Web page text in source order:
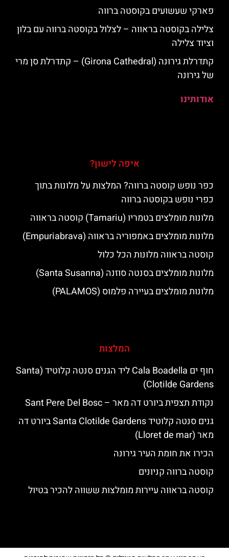
פארקי שעשועים בקוסטה ברווה
צלילה בקוסטה בראווה – לצלול בקוסטה ברווה עם בלון
וציוד צלילה
קתדרלת גירונה (Girona Cathedral) – קתדרלת סן מרי
של גירונה
אודותינו
איפה לישון?
כפר נופש קוסטה ברווה? המלצות על מלונות בתוך
כפרי נופש בקוסטה ברווה
מלונות מומלצים בטמריו (Tamariu) קוסטה בראווה
מלונות מומלצים באמפוריה בראווה (Empuriabrava)
קוסטה בראווה מלונות הכל כלול
מלונות מומלצים בסנטה סוזנה (Santa Susanna)
מלונות מומלצים בעיירה פלמוס (PALAMOS)
המלצות
חוף ים Cala Boadella ליד הגנים סנטה קלוטיד (Santa
Clotilde Gardens)
נקודת תצפית ביורט דה מאר – Sant Pere Del Bosc
גנים סנטה קלוטיד Santa Clotilde Gardens ביורט דה
מאר (Lloret de mar)
הכירו את חומת העיר גירונה
קוסטה ברווה קניונים
קוסטה בראווה עיירות מומלצות ששווה להכיר בטיול